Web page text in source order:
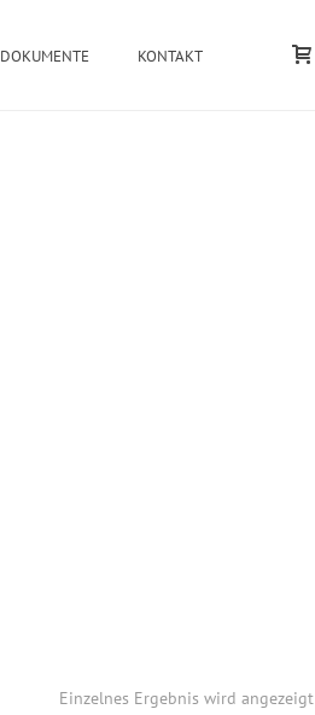
DOKUMENTE KONTAKT
Einzelnes Ergebnis wird angezeigt